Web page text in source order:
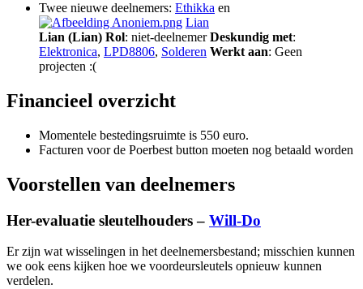
Twee nieuwe deelnemers: Ethikka en
Lian
Lian (Lian) Rol: niet-deelnemerDeskundig met:
Elektronica, LPD8806, Solderen Werkt aan: Geen
projecten :(
Financieel overzicht
Momentele bestedingsruimte is 550 euro.
Facturen voor de Poerbest button moeten nog betaald worden
Voorstellen van deelnemers
Her-evaluatie sleutelhouders – Will-Do
Er zijn wat wisselingen in het deelnemersbestand; misschien kunnen
we ook eens kijken hoe we voordeursleutels opnieuw kunnen
verdelen.